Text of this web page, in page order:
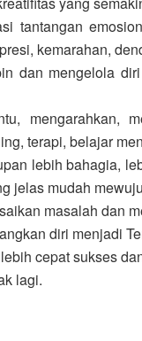
tantangan
kemarahan,
dan mengelola
mengarahkan,
terapi, belajar
lebih bahagia,
jelas mudah
masalah dan
diri menjadi
cepat sukses
lagi.